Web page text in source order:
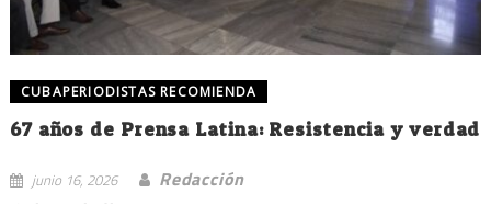
CUBAPERIODISTAS RECOMIENDA
67 años de Prensa Latina: Resistencia y verdad
junio 16, 2026
Redacción